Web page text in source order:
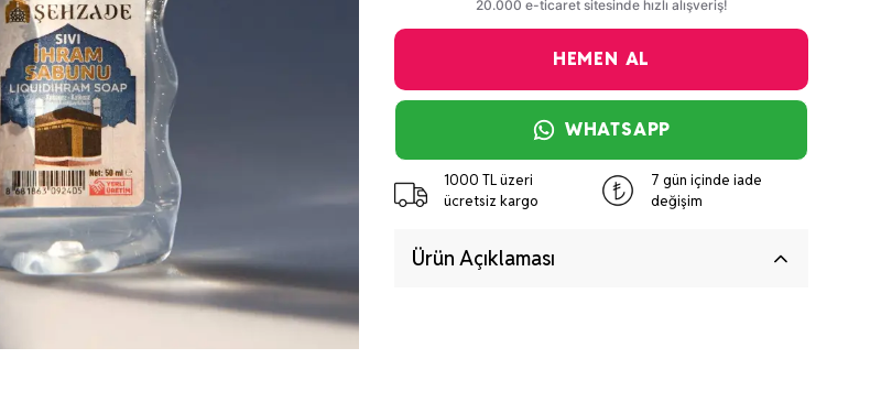
HEMEN AL
WHATSAPP
1000 TL üzeri
ücretsiz kargo
7 gün içinde iade
değişim
Ürün Açıklaması